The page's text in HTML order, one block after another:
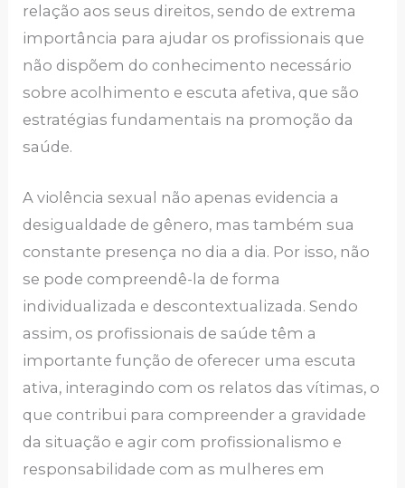
relação aos seus direitos, sendo de extrema
importância para ajudar os profissionais que
não dispõem do conhecimento necessário
sobre acolhimento e escuta afetiva, que são
estratégias fundamentais na promoção da
saúde.
A violência sexual não apenas evidencia a
desigualdade de gênero, mas também sua
constante presença no dia a dia. Por isso, não
se pode compreendê-la de forma
individualizada e descontextualizada. Sendo
assim, os profissionais de saúde têm a
importante função de oferecer uma escuta
ativa, interagindo com os relatos das vítimas, o
que contribui para compreender a gravidade
da situação e agir com profissionalismo e
responsabilidade com as mulheres em